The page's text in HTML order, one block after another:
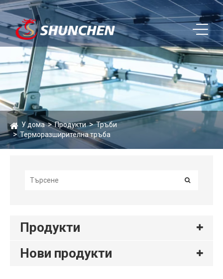
У дома Продукти
Тръби
Терморазширителна тръба
Продукти
Нови продукти